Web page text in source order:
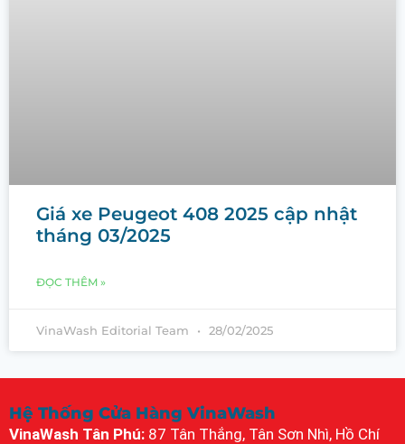
Giá xe Peugeot 408 2025 cập nhật
tháng 03/2025
ĐỌC THÊM »
VinaWash Editorial Team 28/02/2025
Hệ Thống Cửa Hàng VinaWash
VinaWash Tân Phú: 87 Tân Thắng, Tân Sơn Nhì, Hồ Chí